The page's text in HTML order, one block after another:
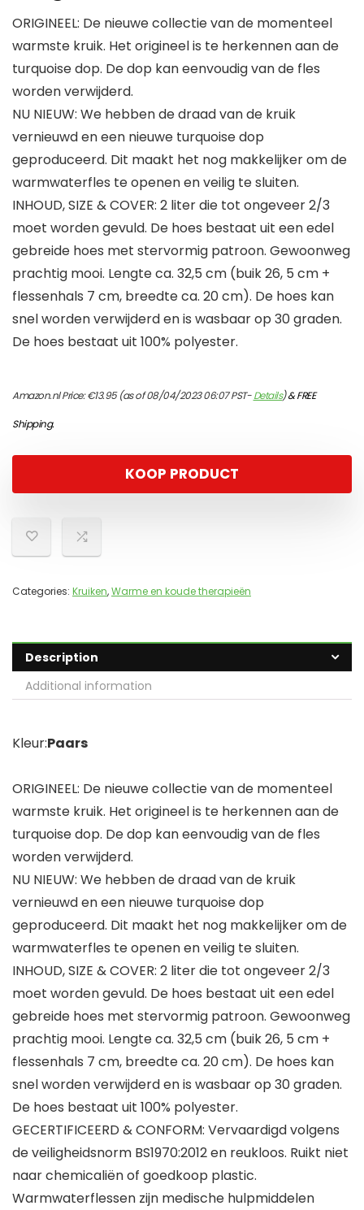
ORIGINEEL: De nieuwe collectie van de momenteel
warmste kruik. Het origineel is te herkennen aan de
turquoise dop. De dop kan eenvoudig van de fles
worden verwijderd.
NU NIEUW: We hebben de draad van de kruik
vernieuwd en een nieuwe turquoise dop
geproduceerd. Dit maakt het nog makkelijker om de
warmwaterfles te openen en veilig te sluiten.
INHOUD, SIZE & COVER: 2 liter die tot ongeveer 2/3
moet worden gevuld. De hoes bestaat uit een edel
gebreide hoes met stervormig patroon. Gewoonweg
prachtig mooi. Lengte ca. 32,5 cm (buik 26, 5 cm +
flessenhals 7 cm, breedte ca. 20 cm). De hoes kan
snel worden verwijderd en is wasbaar op 30 graden.
De hoes bestaat uit 100% polyester.
Amazon.nl Price:€13.95(as of 08/04/2023 06:07 PST-Details)&FREE
Shipping.
KOOP PRODUCT
Categories: Kruiken,Warme en koude therapieën
Description
Additional information
Kleur:Paars
ORIGINEEL: De nieuwe collectie van de momenteel
warmste kruik. Het origineel is te herkennen aan de
turquoise dop. De dop kan eenvoudig van de fles
worden verwijderd.
NU NIEUW: We hebben de draad van de kruik
vernieuwd en een nieuwe turquoise dop
geproduceerd. Dit maakt het nog makkelijker om de
warmwaterfles te openen en veilig te sluiten.
INHOUD, SIZE & COVER: 2 liter die tot ongeveer 2/3
moet worden gevuld. De hoes bestaat uit een edel
gebreide hoes met stervormig patroon. Gewoonweg
prachtig mooi. Lengte ca. 32,5 cm (buik 26, 5 cm +
flessenhals 7 cm, breedte ca. 20 cm). De hoes kan
snel worden verwijderd en is wasbaar op 30 graden.
De hoes bestaat uit 100% polyester.
GECERTIFICEERD & CONFORM: Vervaardigd volgens
de veiligheidsnorm BS1970:2012 en reukloos. Ruikt niet
naar chemicaliën of goedkoop plastic.
Warmwaterflessen zijn medische hulpmiddelen